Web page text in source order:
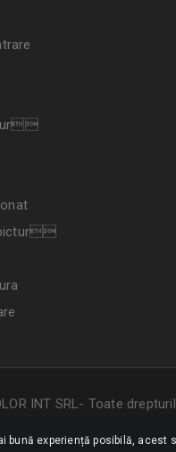
pictur
INT SRL- Toate
bună experiență posibilă,